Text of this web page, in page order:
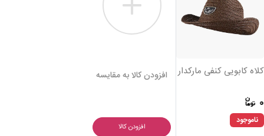
کابویی کنفی مارکدار
ناموجود
افزودن کالا به مقایسه
افزودن کالا